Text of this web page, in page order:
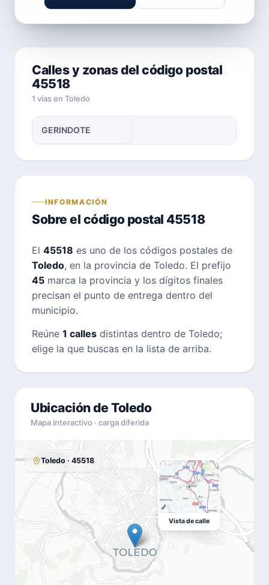
Calles y zonas del código postal
45518
1 vías en Toledo
GERINDOTE
INFORMACIÓN
Sobre el código postal 45518
El 45518 es uno de los códigos postales de
Toledo, en la provincia de Toledo. El prefijo
45 marca la provincia y los dígitos finales
precisan el punto de entrega dentro del
municipio.
Reúne 1 calles distintas dentro de Toledo;
elige la que buscas en la lista de arriba.
Ubicación de Toledo
Mapa interactivo · carga diferida
Toledo · 45518
Vista de calle